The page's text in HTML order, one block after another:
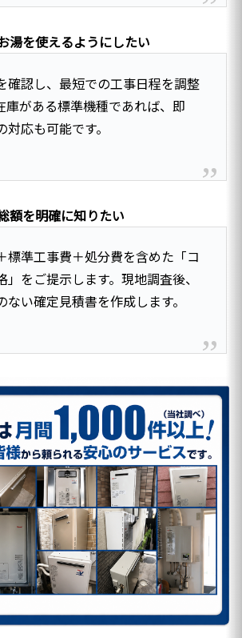
湯を使えるようにしたい
確認し、最短での工事日程を調整
庫がある標準機種であれば、即
対応も可能です。
額を明確に知りたい
標準工事費＋処分費を含めた「コ
」をご提示します。現地調査後、
ない確定見積書を作成します。